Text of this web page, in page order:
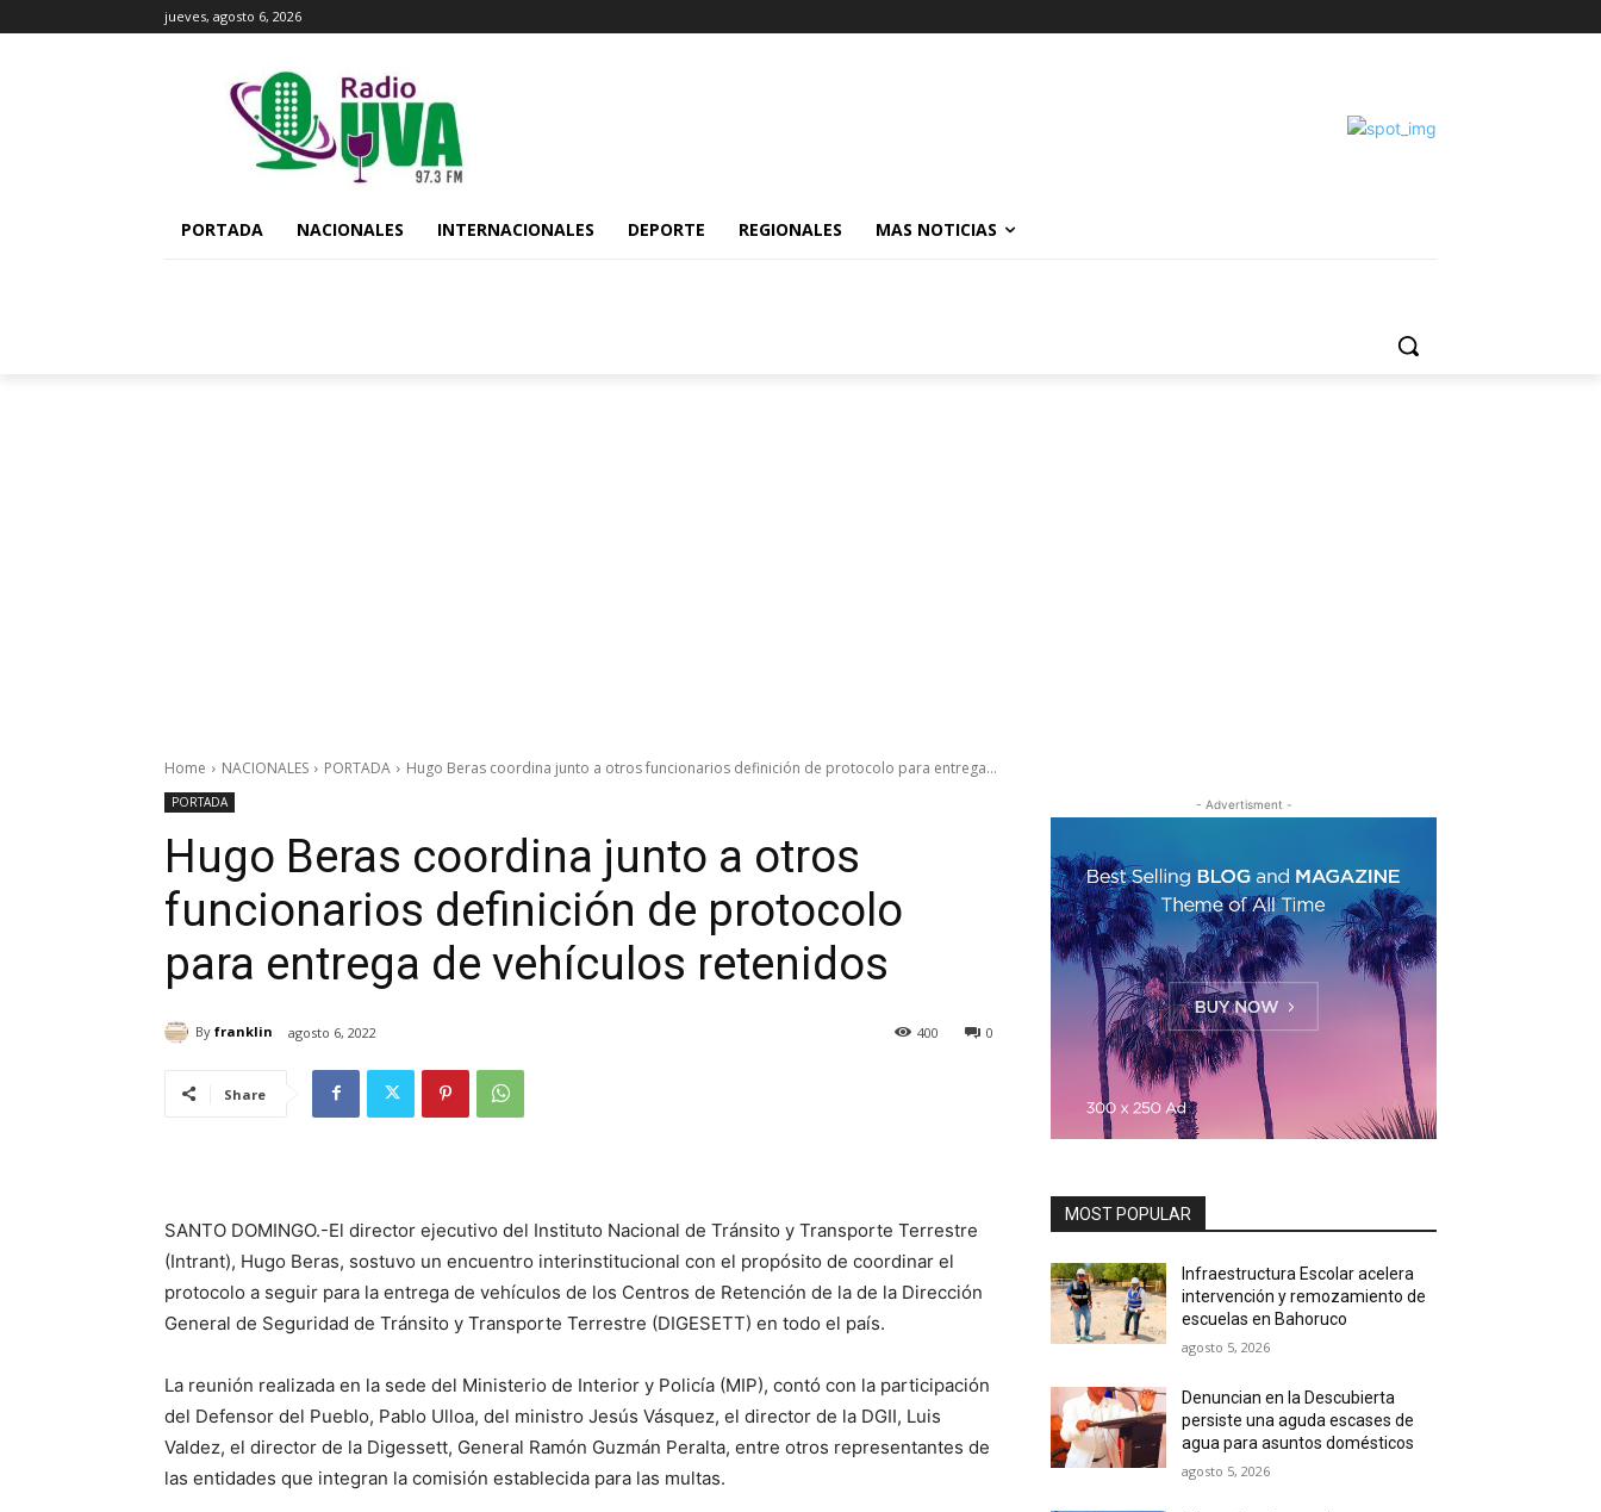
jueves, agosto 6, 2026
PORTADA NACIONALES INTERNACIONALES DEPORTE REGIONALES MAS NOTICIAS
Home NACIONALES PORTADA Hugo Beras coordina junto a otros funcionarios definición de protocolo para entrega...
PORTADA
Hugo Beras coordina junto a otros
funcionarios definición de protocolo
para entrega de vehículos retenidos
By franklin agosto 6, 2022 0
400
Share
SANTO DOMINGO.-El director ejecutivo del Instituto Nacional de Tránsito y Transporte Terrestre
(Intrant), Hugo Beras, sostuvo un encuentro interinstitucional con el propósito de coordinar el
protocolo a seguir para la entrega de vehículos de los Centros de Retención de la de la Dirección
General de Seguridad de Tránsito y Transporte Terrestre (DIGESETT) en todo el país.
La reunión realizada en la sede del Ministerio de Interior y Policía (MIP), contó con la participación
del Defensor del Pueblo, Pablo Ulloa, del ministro Jesús Vásquez, el director de la DGII, Luis
Valdez, el director de la Digessett, General Ramón Guzmán Peralta, entre otros representantes de
las entidades que integran la comisión establecida para las multas.
- Advertisment -
MOST POPULAR
Infraestructura Escolar acelera
intervención y remozamiento de
escuelas en Bahoruco
agosto 5, 2026
Denuncian en la Descubierta
persiste una aguda escases de
agua para asuntos domésticos
agosto 5, 2026